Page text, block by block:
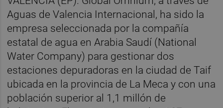
Aguas de Valencia Internacional, ha sido la
empresa seleccionada por la compañía
estatal de agua en Arabia Saudí (National
Water Company) para gestionar dos
estaciones depuradoras en la ciudad de Taif
ubicada en la provincia de La Meca y con una
población superior al 1,1 millón de